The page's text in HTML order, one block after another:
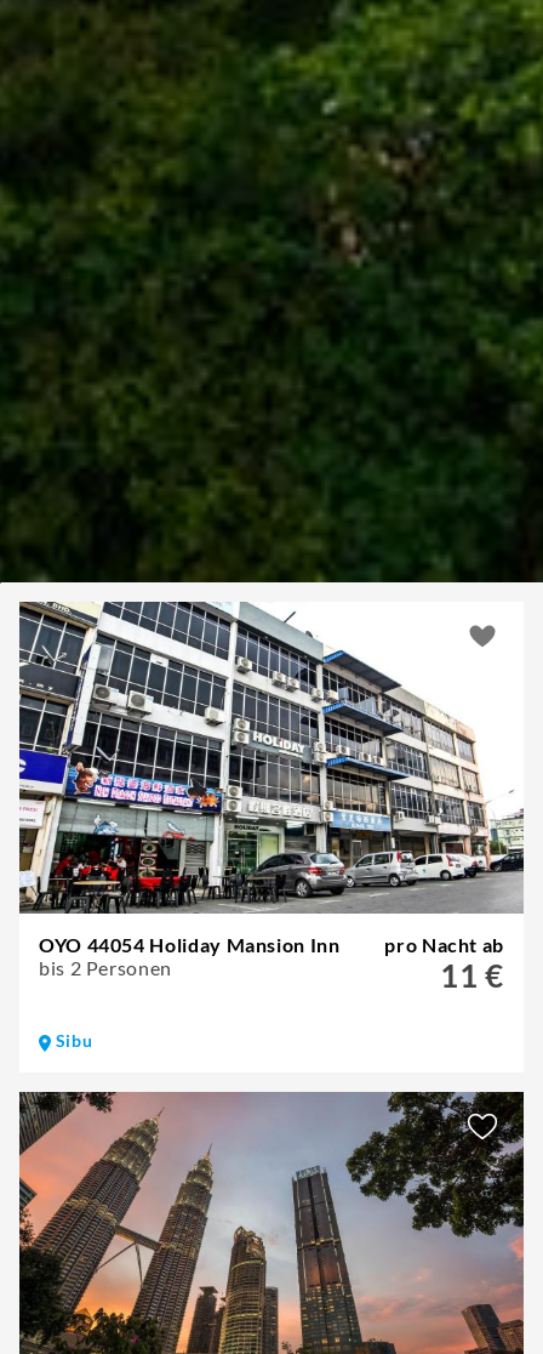
OYO 44054 Holiday Mansion Inn
bis 2 Personen
pro Nacht ab
11 €
Sibu